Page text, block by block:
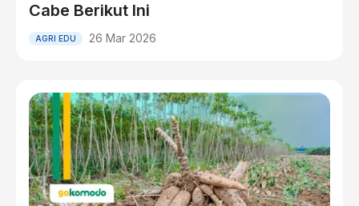
Cabe Berikut Ini
AGRI EDU 26 Mar 2026